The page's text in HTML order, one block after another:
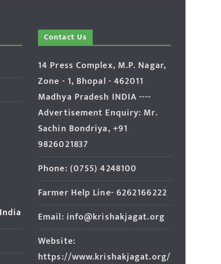
Contact Us
14 Press Complex, M.P. Nagar,
Zone - 1, Bhopal - 462011
Madhya Pradesh INDIA ----
Advertisement Enquiry: Mr.
Sachin Bondriya, +91
9826021837
Phone: (0755) 4248100
Farmer Help Line- 6262166222
Email: info@krishakjagat.org
Website:
https://www.krishakjagat.org/